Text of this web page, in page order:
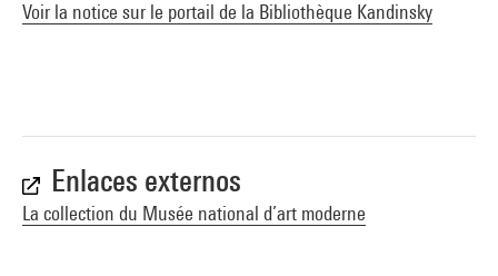
Voir la notice sur le portail de la Bibliothèque Kandinsky
Enlaces externos
La collection du Musée national d’art moderne